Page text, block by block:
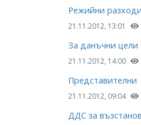
Режийни разходи
21.11.2012, 13:01
За данъчни цели
21.11.2012, 14:00
Представителни
21.11.2012, 09:04
ДДС за